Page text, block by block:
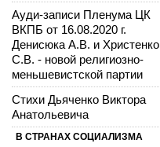
Ауди-записи Пленума ЦК
ВКПБ от 16.08.2020 г.
Денисюка А.В. и Христенко
С.В. - новой религиозно-
меньшевистской партии
Стихи Дьяченко Виктора
Анатольевича
В СТРАНАХ СОЦИАЛИЗМА